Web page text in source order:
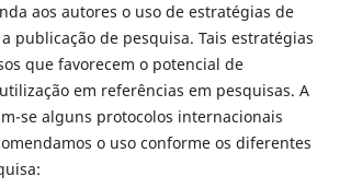
aos autores o uso de estratégias de
publicação de pesquisa. Tais estratégias
que favorecem o potencial de
em referências em pesquisas. A
se alguns protocolos internacionais
o uso conforme os diferentes